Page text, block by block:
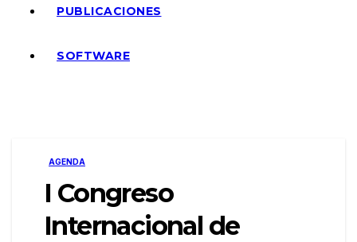
PUBLICACIONES
SOFTWARE
AGENDA
I Congreso
Internacional de